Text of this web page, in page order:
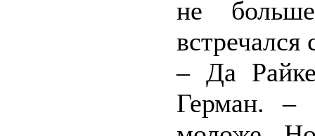
не
встречался
– Да
Герман. –